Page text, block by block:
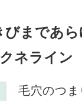
まであ
ネライン
毛穴のつ